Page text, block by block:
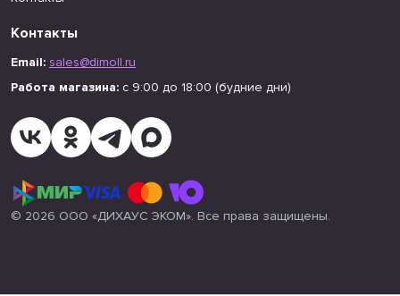
Контакты
Email: sales@dimoll.ru
Работа магазина: с 9:00 до 18:00 (будние дни)
© 2026 ООО «ДИХАУС ЭКОМ». Все права защищены.